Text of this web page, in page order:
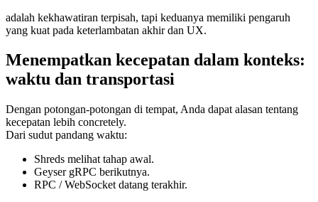
adalah kekhawatiran terpisah, tapi keduanya memiliki pengaruh
yang kuat pada keterlambatan akhir dan UX.
Menempatkan kecepatan dalam konteks:
waktu dan transportasi
Dengan potongan-potongan di tempat, Anda dapat alasan tentang
kecepatan lebih concretely.
Dari sudut pandang waktu:
Shreds melihat tahap awal.
Geyser gRPC berikutnya.
RPC / WebSocket datang terakhir.